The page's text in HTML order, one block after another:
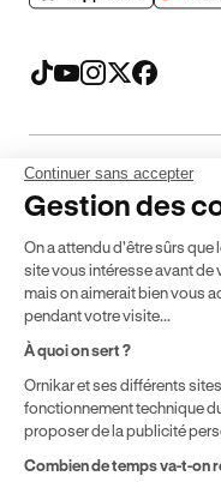
Mentions légales
* Détail des conditions
localisation
achetez comme détaillé
Vente.
Continuer sans accepter
Gestion des
On a attendu d'être sûrs que
site vous intéresse avant de
mais on aimerait bien vous
pendant votre visite...
À quoi on sert ?
Ornikar et ses différents
fonctionnement technique
proposer de la publicité
Combien de temps va-t-on